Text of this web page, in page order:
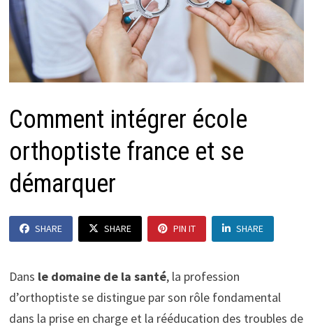
Comment intégrer école
orthoptiste france et se
démarquer
SHARE SHARE PIN IT SHARE
Dans le domaine de la santé, la profession
d’orthoptiste se distingue par son rôle fondamental
dans la prise en charge et la rééducation des troubles de